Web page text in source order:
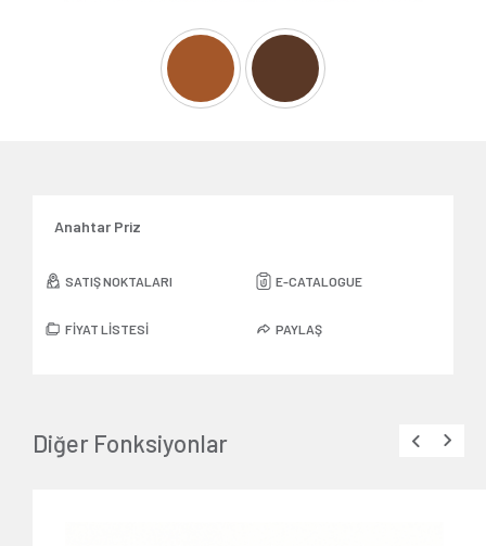
Anahtar Priz
SATIŞ NOKTALARI E-CATALOGUE
FİYAT LİSTESİ PAYLAŞ
Diğer Fonksiyonlar